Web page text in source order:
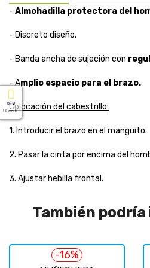
- Almohadilla protectora del
- Discreto diseño.
- Banda ancha de sujeción con
- Amplio espacio para el brazo.
Colocación del cabestrillo:
1. Introducir el brazo en el manguito.
2. Pasar la cinta por encima del
3. Ajustar hebilla frontal.
También
-16%
5.0
( Sobre 5 )